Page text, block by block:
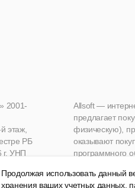
Allsoft —
предлагает
физическую),
оказывают
программного
2001-
этаж,
РБ
г. УНП
Продолжая использовать данный
хранения ваших учетных данных,